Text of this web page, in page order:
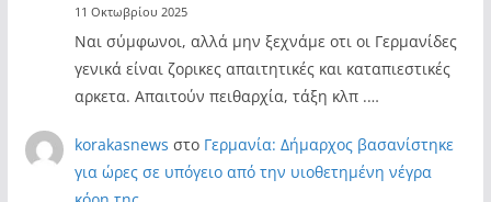
11 Οκτωβρίου 2025
Ναι σύμφωνοι, αλλά μην ξεχνάμε οτι οι Γερμανίδες
γενικά είναι ζορικες απαιτητικές και καταπιεστικές
αρκετα. Απαιτούν πειθαρχία, τάξη κλπ .…
korakasnews στο Γερμανία: Δήμαρχος βασανίστηκε
για ώρες σε υπόγειο από την υιοθετημένη νέγρα